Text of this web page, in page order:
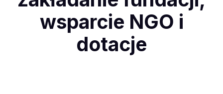
wsparcie NGO i
dotacje